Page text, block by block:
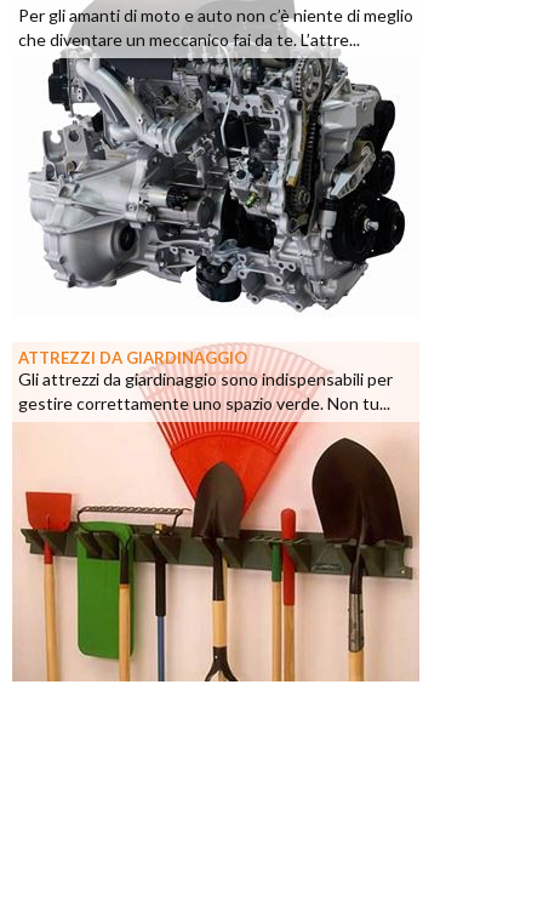
Per gli amanti di moto e auto non c’è niente di meglio
che diventare un meccanico fai da te. L’attre...
ATTREZZI DA GIARDINAGGIO
Gli attrezzi da giardinaggio sono indispensabili per
gestire correttamente uno spazio verde. Non tu...